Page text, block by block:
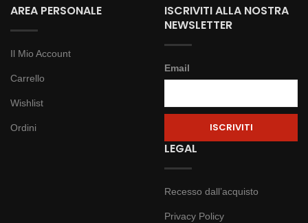
AREA PERSONALE
Il Mio Account
Carrello
Wishlist
Ordini
ISCRIVITI ALLA NOSTRA
NEWSLETTER
Email
LEGAL
Recesso dall’acquisto
Privacy Policy